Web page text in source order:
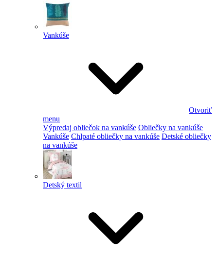
Vankúše
Otvoriť
menu
Výpredaj obliečok na vankúše Obliečky na vankúše
Vankúše Chlpaté obliečky na vankúše Detské obliečky
na vankúše
Detský textil